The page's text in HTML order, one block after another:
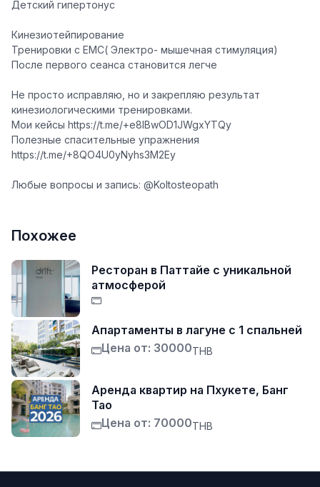
️Детский гипертонус
Кинезиотейпирование
Тренировки с ЕМС( Электро- мышечная стимуляция)
После первого сеанса становится легче
Не просто исправляю, но и закрепляю результат
кинезиологическими тренировками.
️Мои кейсы https://t.me/+e8IBwOD1JWgxYTQy
Полезные спасительные упражнения
https://t.me/+8QO4U0yNyhs3M2Ey
Любые вопросы и запись: @Koltosteopath
Похожее
Ресторан в Паттайе с уникальной
атмосферой
Апартаменты в лагуне с 1 спальней
Цена от: 30000THB
Аренда квартир на Пхукете, Банг
Тао
Цена от: 70000THB